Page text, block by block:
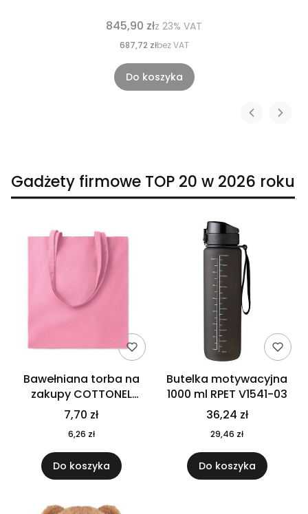
845,90 złz 23% VAT
687,72 złbez VAT
Do koszyka
Gadżety firmowe TOP 20 w 2026 roku
Bawełniana torba na
zakupy COTTONEL
COLOUR++ MO9846-11
7,70 zł
6,26 zł
Do koszyka
Butelka motywacyjna
1000 ml RPET V1541-03
36,24 zł
29,46 zł
Do koszyka